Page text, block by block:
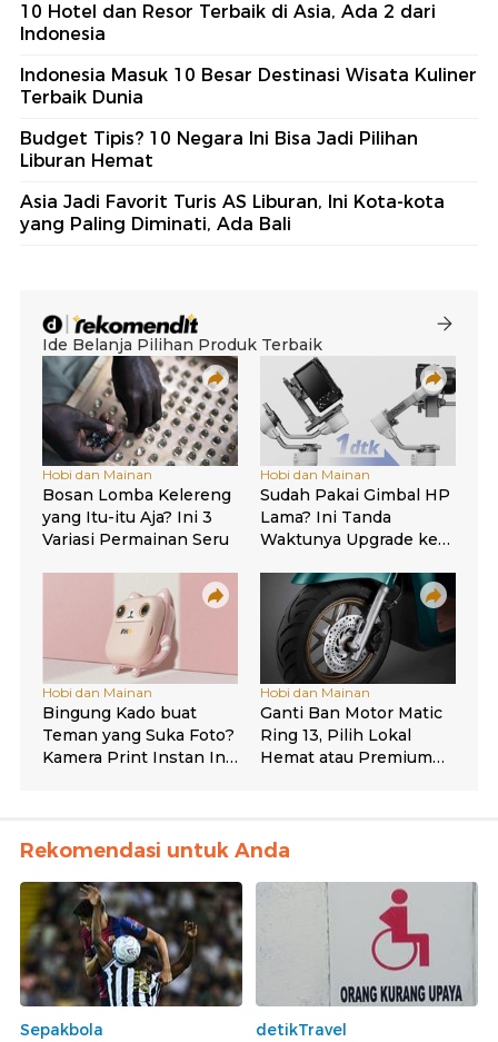
10 Hotel dan Resor Terbaik di Asia, Ada 2 dari
Indonesia
Indonesia Masuk 10 Besar Destinasi Wisata Kuliner
Terbaik Dunia
Budget Tipis? 10 Negara Ini Bisa Jadi Pilihan
Liburan Hemat
Asia Jadi Favorit Turis AS Liburan, Ini Kota-kota
yang Paling Diminati, Ada Bali
Rekomendasi untuk Anda
Sepakbola
detikTravel